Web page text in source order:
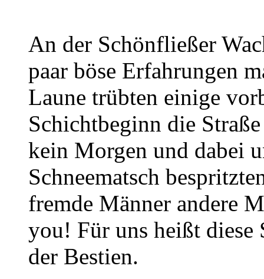
An der Schönfließer
paar böse Erfahrungen
Laune trübten einige
Schichtbeginn die
kein Morgen und dabei
Schneematsch
fremde Männer andere
you! Für uns heißt diese
der Bestien.